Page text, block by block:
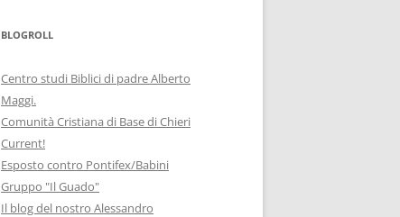
BLOGROLL
Centro studi Biblici di padre Alberto
Maggi.
Comunità Cristiana di Base di Chieri
Current!
Esposto contro Pontifex/Babini
Gruppo "Il Guado"
Il blog del nostro Alessandro